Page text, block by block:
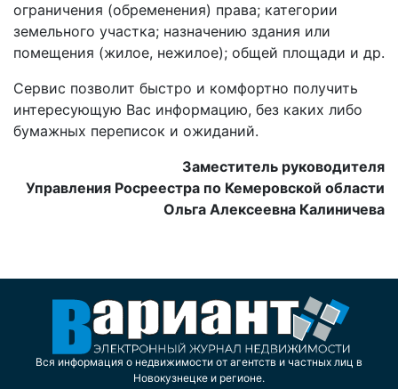
ограничения (обременения) права; категории
земельного участка; назначению здания или
помещения (жилое, нежилое); общей площади и др.
Сервис позволит быстро и комфортно получить
интересующую Вас информацию, без каких либо
бумажных переписок и ожиданий.
Заместитель руководителя
Управления Росреестра по Кемеровской области
Ольга Алексеевна Калиничева
Вся информация о недвижимости от агентств и частных лиц в
Новокузнецке и регионе.